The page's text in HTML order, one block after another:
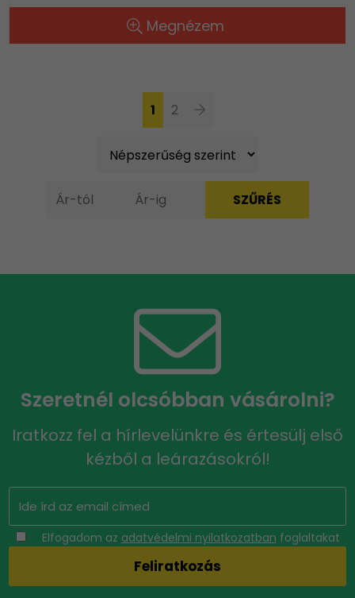
Megnézem
1 2
Szeretnél olcsóbban vásárolni?
Iratkozz fel a hírlevelünkre és értesülj első
kézből a leárazásokról!
Elfogadom az adatvédelmi nyilatkozatban foglaltakat